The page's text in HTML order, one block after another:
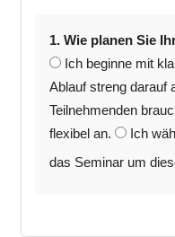
1. Wie planen Sie
Ich beginne mit
Ablauf streng darauf
Teilnehmenden
flexibel an.
Ich
das Seminar um